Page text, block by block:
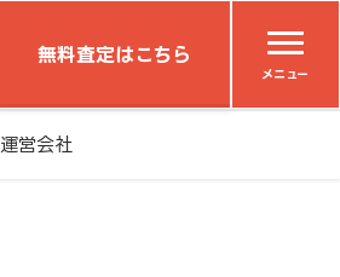
無料査定はこちら
メニュー
運営会社